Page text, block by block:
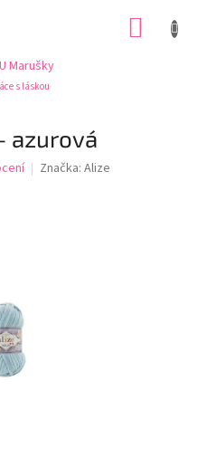
Marušky
s láskou
azurová
Značka: Alize